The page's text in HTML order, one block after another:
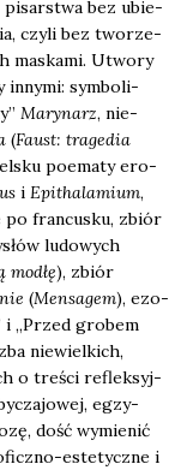
pisar­stwa bez ubie­
czy­li bez two­rze­
maska­mi. Utwo­ry
inny­mi: sym­bo­li­
Mary­narz, nie­
(Faust: tra­ge­dia
poema­ty ero­
i Epi­tha­la­mium,
po fran­cu­sku, zbiór
ludo­wych
), zbiór
(Men­sa­gem), ezo­
„Przed gro­bem
nie­wiel­kich,
o tre­ści reflek­syj­
egzy­
dość wymie­nić
este­tycz­ne i